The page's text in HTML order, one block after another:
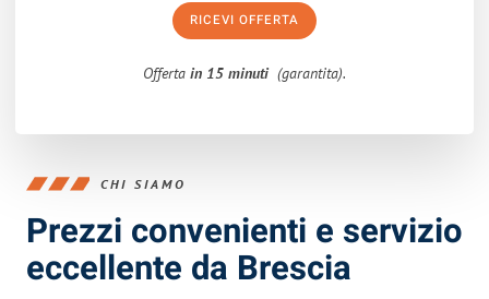
RICEVI OFFERTA
Offerta in 15 minuti (garantita).
CHI SIAMO
Prezzi convenienti e servizio
eccellente da Brescia